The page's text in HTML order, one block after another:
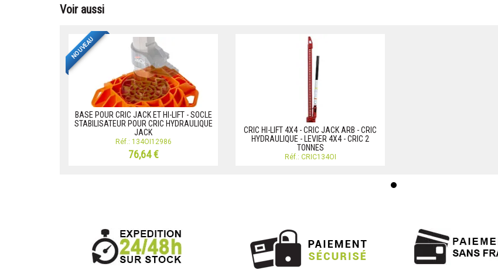
Voir aussi
NOUVEAU
BASE POUR CRIC JACK ET HI-LIFT - SOCLE
STABILISATEUR POUR CRIC HYDRAULIQUE
JACK
Réf.: 134OI12986
76,64 €
CRIC HI-LIFT 4X4 - CRIC JACK ARB - CRIC
HYDRAULIQUE - LEVIER 4X4 - CRIC 2
TONNES
Réf.: CRIC134OI